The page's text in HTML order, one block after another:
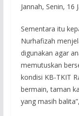
Jannah, Senin, 16
Sementara itu
Nurhafizah
digunakan agar
memutuskan
kondisi KB-TKIT
bermain, taman
yang masih